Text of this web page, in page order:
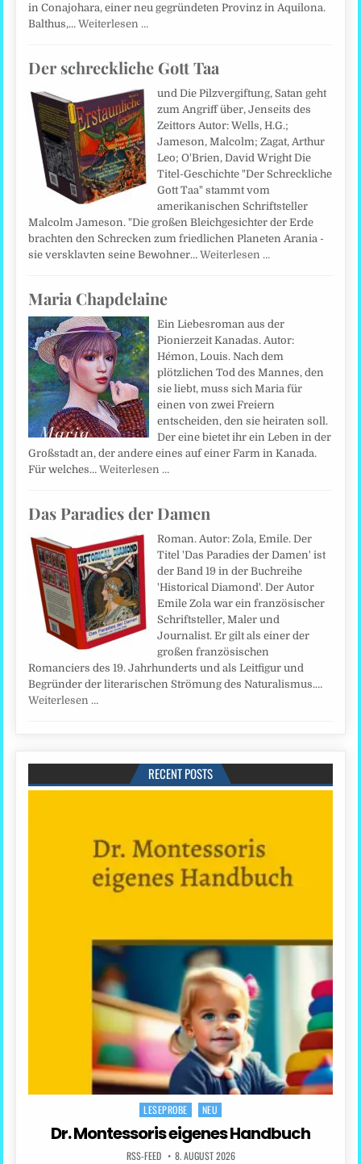
in Conajohara, einer neu gegründeten Provinz in Aquilona.
Balthus,…Weiterlesen …
Der schreckliche Gott Taa
und Die Pilzvergiftung, Satan geht
zum Angriff über, Jenseits des
Zeittors Autor: Wells, H.G.;
Jameson, Malcolm; Zagat, Arthur
Leo; O'Brien, David Wright Die
Titel-Geschichte "Der Schreckliche
Gott Taa" stammt vom
amerikanischen Schriftsteller
Malcolm Jameson. "Die großen Bleichgesichter der Erde
brachten den Schrecken zum friedlichen Planeten Arania -
sie versklavten seine Bewohner…Weiterlesen …
Maria Chapdelaine
Ein Liebesroman aus der
Pionierzeit Kanadas. Autor:
Hémon, Louis. Nach dem
plötzlichen Tod des Mannes, den
sie liebt, muss sich Maria für
einen von zwei Freiern
entscheiden, den sie heiraten soll.
Der eine bietet ihr ein Leben in der
Großstadt an, der andere eines auf einer Farm in Kanada.
Für welches…Weiterlesen …
Das Paradies der Damen
Roman. Autor: Zola, Emile. Der
Titel 'Das Paradies der Damen' ist
der Band 19 in der Buchreihe
'Historical Diamond'. Der Autor
Emile Zola war ein französischer
Schriftsteller, Maler und
Journalist. Er gilt als einer der
großen französischen
Romanciers des 19. Jahrhunderts und als Leitfigur und
Begründer der literarischen Strömung des Naturalismus.…
Weiterlesen …
RECENT POSTS
Posted
LESEPROBE NEU
Dr. Montessoris eigenes Handbuch
RSS-FEED 8. AUGUST 2026